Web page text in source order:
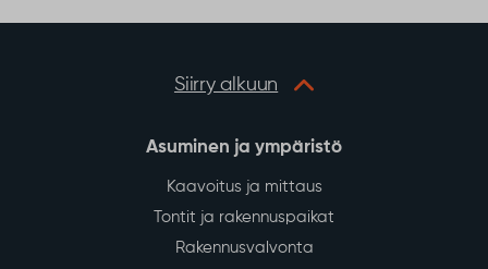
Siirry alkuun
Asuminen ja ympäristö
Kaavoitus ja mittaus
Tontit ja rakennuspaikat
Rakennusvalvonta